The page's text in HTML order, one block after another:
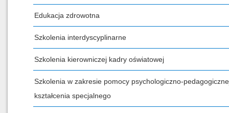
Edukacja zdrowotna
Szkolenia interdyscyplinarne
Szkolenia kierowniczej kadry oświatowej
Szkolenia w zakresie pomocy psychologiczno-
kształcenia specjalnego